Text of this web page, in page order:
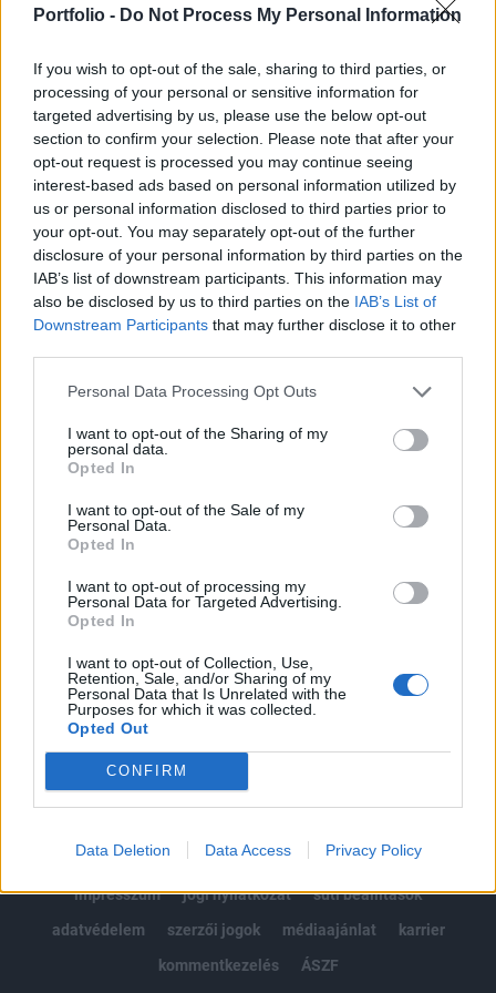
Portfolio - Do Not Process My Personal Information
If you wish to opt-out of the sale, sharing to third parties, or
processing of your personal or sensitive information for
targeted advertising by us, please use the below opt-out
section to confirm your selection. Please note that after your
opt-out request is processed you may continue seeing
interest-based ads based on personal information utilized by
us or personal information disclosed to third parties prior to
your opt-out. You may separately opt-out of the further
disclosure of your personal information by third parties on the
IAB’s list of downstream participants. This information may
also be disclosed by us to third parties on the IAB’s List of
Downstream Participants that may further disclose it to other
Personal Data Processing Opt Outs
I want to opt-out of the Sharing of my
personal data.
Opted In
I want to opt-out of the Sale of my
Personal Data.
Opted In
I want to opt-out of processing my
Personal Data for Targeted Advertising.
Opted In
I want to opt-out of Collection, Use,
Retention, Sale, and/or Sharing of my
Personal Data that Is Unrelated with the
Purposes for which it was collected.
Opted Out
CONFIRM
Data Deletion Data Access Privacy Policy
azonos helyszínen és azonos napirenddel.
A Rába bejelentette, hogy a társaság éves rendes
közgyűlése 2019. április 11-én 10:00 órakor a Rába
kereskedelmi központjában (Hotel Konferencia, 9022 Győr,
Apor Vilmos püspök tere 3.) kerül majd megtartásra,
határozatképtelenség esetén a megismételt közgyűlést
azonos helyszínen és azonos napirenddel, 2019. április 25-
én 10 órakor kerül megtartásra. A tulajdonosi
megfeleltetés...
KEDVES OLVASÓNK!
tartozik, melynek olvasása előfizetéses
regisztrációhoz kötött.
Az előfizetés a következőket tartalmazza:
Kötéslisták: BÉT elmúlt 2 év napon belüli
kötéslistái
Előfizetés
MÁR ELŐFIZETŐNK VAGY?BEJELENTKEZÉS
© 2026 Portfolio
impresszum
jogi nyilatkozat
süti beállítások
adatvédelem
szerzői jogok médiaajánlat
karrier
kommentkezelés
ÁSZF